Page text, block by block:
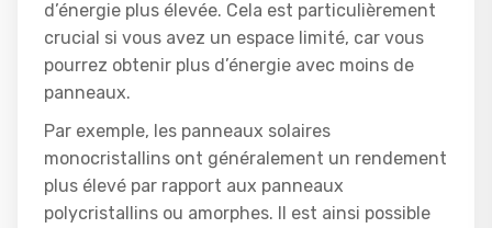
d’énergie plus élevée. Cela est particulièrement
crucial si vous avez un espace limité, car vous
pourrez obtenir plus d’énergie avec moins de
panneaux.
Par exemple, les panneaux solaires
monocristallins ont généralement un rendement
plus élevé par rapport aux panneaux
polycristallins ou amorphes. Il est ainsi possible